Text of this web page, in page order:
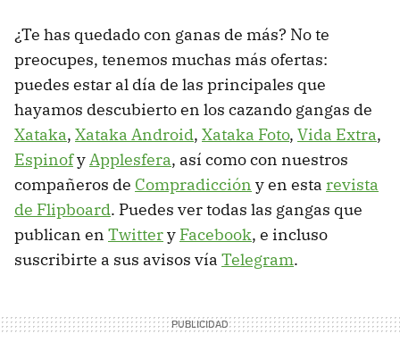
¿Te has quedado con ganas de más? No te
preocupes, tenemos muchas más ofertas:
puedes estar al día de las principales que
hayamos descubierto en los cazando gangas de
Xataka, Xataka Android, Xataka Foto, Vida Extra,
EspinofyApplesfera, así como con nuestros
compañeros de Compradicción y en esta revista
de Flipboard. Puedes ver todas las gangas que
publican en Twittery Facebook, e incluso
suscribirte a sus avisos vía Telegram.